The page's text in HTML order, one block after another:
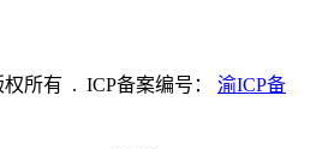
所有 . ICP备案编号： 渝ICP备